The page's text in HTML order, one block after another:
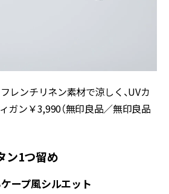
レンチリネン素材で涼しく、UVカ
ガン￥3,990（無印良品／無印良品
ン1つ留め
ープ風シルエット